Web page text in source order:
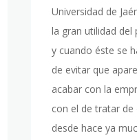
Universidad de
la gran utilidad
y cuando éste se
de evitar que
acabar con la
con el de tratar de
desde hace ya